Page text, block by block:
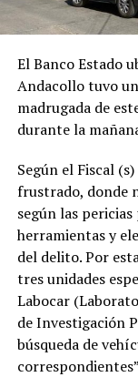
El Banco Estado
Andacollo tuvo
madrugada de
durante la
Según el Fiscal
frustrado, donde
según las
herramientas y
del delito. Por
tres unidades
Labocar
de Investigación
búsqueda de